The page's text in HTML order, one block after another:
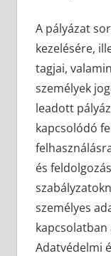
A pályázat
kezelésére,
tagjai,
személyek
leadott
kapcsolódó
és
személyes
kapcsolatban
Adatvédelmi